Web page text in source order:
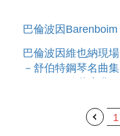
巴倫波因Barenboim
巴倫波因維也納現場
－舒伯特鋼琴名曲集
STORY-SCHUBERT:1